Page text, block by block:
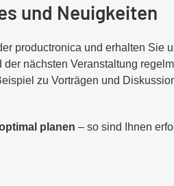
und Neuigkeiten
productronica und erhalten Sie
nächsten Veranstaltung
zu Vorträgen und
planen – so sind Ihnen